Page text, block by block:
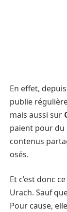
En effet,
publie
mais aussi sur
paient pour du
contenus
osés.
Et c’est donc
Urach. Sauf
Pour cause,